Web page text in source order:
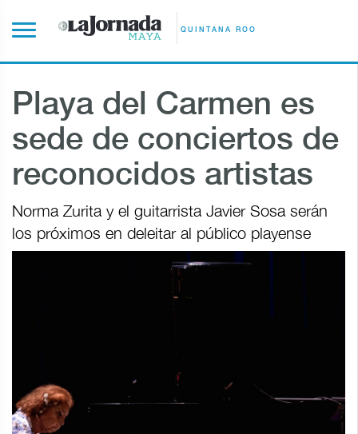
QUINTANA ROO
Playa del Carmen es
sede de conciertos de
reconocidos artistas
Norma Zurita y el guitarrista Javier Sosa serán
los próximos en deleitar al público playense